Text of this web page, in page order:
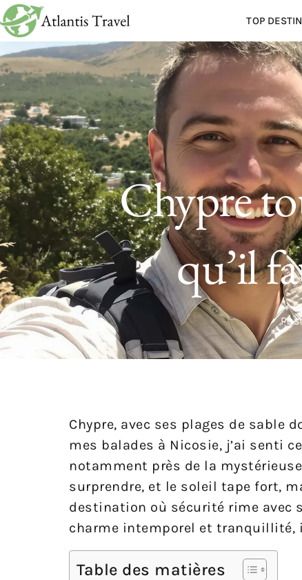
TOP
Chypre
qu’il
Chypre, avec ses plages de sable
mes balades à Nicosie, j’ai senti
notamment près de la
surprendre, et le soleil tape fort,
destination où sécurité rime avec
charme intemporel et tranquillité,
Table des matières